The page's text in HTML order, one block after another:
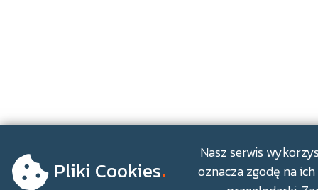
Pliki Cookies.
Nasz serwis
oznacza zgodę na